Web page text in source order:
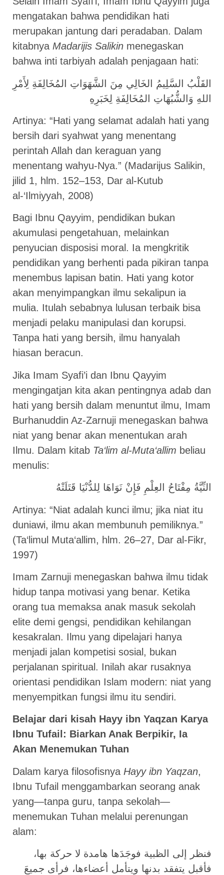
mengatakan bahwa pendidikan hati
merupakan jantung dari peradaban. Dalam
kitabnya Madarijis Salikin menegaskan
bahwa inti tarbiyah adalah penjagaan hati:
القَلْبُ السَّلِيمُ الخَالِي مِنَ الشَّهَوَاتِ المُخَالِفَةِ لِأَمْرِ
اللهِ وَالشُّبُهَاتِ المُخَالِفَةِ لِخَبَرِهِ
Artinya: “Hati yang selamat adalah hati yang
bersih dari syahwat yang menentang
perintah Allah dan keraguan yang
menentang wahyu-Nya.” (Madarijus Salikin,
jilid 1, hlm. 152–153, Dar al-Kutub
al-‘Ilmiyyah, 2008)
Bagi Ibnu Qayyim, pendidikan bukan
akumulasi pengetahuan, melainkan
penyucian disposisi moral. Ia mengkritik
pendidikan yang berhenti pada pikiran tanpa
menembus lapisan batin. Hati yang kotor
akan menyimpangkan ilmu sekalipun ia
mulia. Itulah sebabnya lulusan terbaik bisa
menjadi pelaku manipulasi dan korupsi.
Tanpa hati yang bersih, ilmu hanyalah
hiasan beracun.
Jika Imam Syafi’i dan Ibnu Qayyim
mengingatjan kita akan pentingnya adab dan
hati yang bersih dalam menuntut ilmu, Imam
Burhanuddin Az-Zarnuji menegaskan bahwa
niat yang benar akan menentukan arah
Ilmu. Dalam kitab Ta‘lim al-Muta‘allim beliau
menulis:
النِّيَّةُ مِفْتَاحُ العِلْمِ فَإِنْ نَوَاهَا لِلدُّنْيَا قَتَلَتْهُ
Artinya: “Niat adalah kunci ilmu; jika niat itu
duniawi, ilmu akan membunuh pemiliknya.”
(Ta‘limul Muta‘allim, hlm. 26–27, Dar al-Fikr,
1997)
Imam Zarnuji menegaskan bahwa ilmu tidak
hidup tanpa motivasi yang benar. Ketika
orang tua memaksa anak masuk sekolah
elite demi gengsi, pendidikan kehilangan
kesakralan. Ilmu yang dipelajari hanya
menjadi jalan kompetisi sosial, bukan
perjalanan spiritual. Inilah akar rusaknya
orientasi pendidikan Islam modern: niat yang
menyempitkan fungsi ilmu itu sendiri.
Belajar dari kisah Hayy ibn Yaqzan Karya
Ibnu Tufail: Biarkan Anak Berpikir, Ia
Akan Menemukan Tuhan
Dalam karya filosofisnya Hayy ibn Yaqzan,
Ibnu Tufail menggambarkan seorang anak
yang—tanpa guru, tanpa sekolah—
menemukan Tuhan melalui perenungan
alam:
فنظر إلى الظبية فوجَدَها هامدة لا حركة بها،
فأقبل يتفقد بدنها ويتأمل أعضاءها، فرأى جميعَ